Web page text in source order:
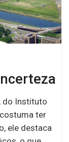
do Instituto
ter
ele destaca